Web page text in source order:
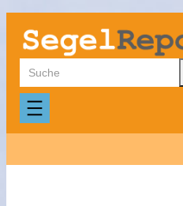
Zum
Inhalt
springen
Suchen